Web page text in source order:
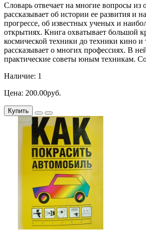
Словарь отвечает на многие вопросы из
рассказывает об истории ее развития и
прогрессе, об известных ученых и
открытиях. Книга охватывает большой
космической техники до техники кино и
рассказывает о многих профессиях. В
практические советы юным техникам.
Наличие: 1
Цена: 200.00руб.
Купить